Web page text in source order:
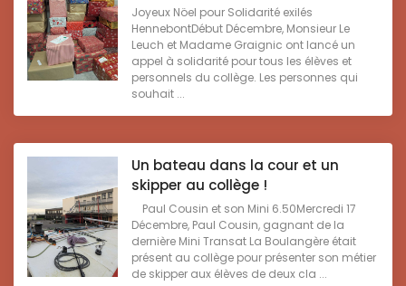
Joyeux Nöel pour Solidarité exilés
HennebontDébut Décembre, Monsieur Le
Leuch et Madame Graignic ont lancé un
appel à solidarité pour tous les élèves et
personnels du collège. Les personnes qui
souhait ...
Un bateau dans la cour et un
skipper au collège !
Paul Cousin et son Mini 6.50Mercredi 17
Décembre, Paul Cousin, gagnant de la
dernière Mini Transat La Boulangère était
présent au collège pour présenter son métier
de skipper aux élèves de deux cla ...